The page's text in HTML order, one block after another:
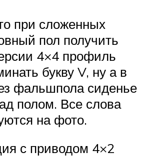
при сложенных
пол получить
4×4 профиль
букву V, ну а в
фальшпола сиденье
полом. Все слова
на фото.
с приводом 4×2